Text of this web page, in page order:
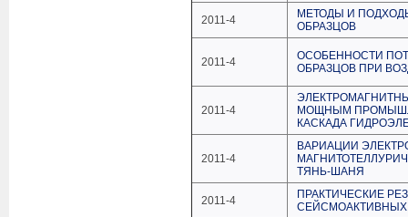
2011-4
МЕТОДЫ И
ОБРАЗЦОВ
2011-4
ОСОБЕННОСТИ
ОБРАЗЦОВ ПРИ
2011-4
МОЩНЫМ
КАСКАДА
2011-4
ВАРИАЦИИ
ТЯНЬ-ШАНЯ
2011-4
ПРАКТИЧЕСКИЕ
СЕЙСМОАКТИВНЫХ